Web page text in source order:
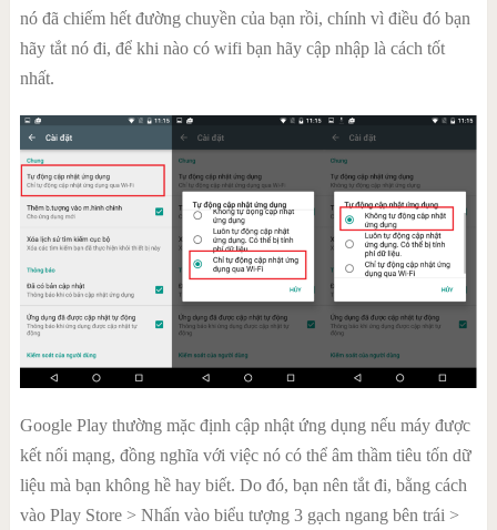
nó đã chiếm hết đường chuyền của bạn rồi, chính vì điều đó bạn
hãy tắt nó đi, để khi nào có wifi bạn hãy cập nhập là cách tốt
nhất.
Google Play thường mặc định cập nhật ứng dụng nếu máy được
kết nối mạng, đồng nghĩa với việc nó có thể âm thầm tiêu tốn dữ
liệu mà bạn không hề hay biết. Do đó, bạn nên tắt đi, bằng cách
vào Play Store > Nhấn vào biểu tượng 3 gạch ngang bên trái >